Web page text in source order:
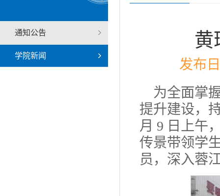
通知公告
学院新闻
黄
发布
为全面掌
提升建设，
月 9 日上午
传景带领学
员，深入蓉